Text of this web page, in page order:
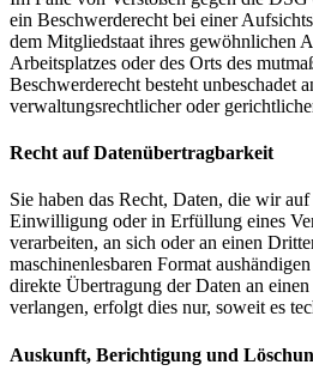
ein Beschwerderecht bei einer
dem Mitgliedstaat ihres gewöhnlichen
Arbeitsplatzes oder des Orts des
Beschwerderecht besteht unbeschadet
verwaltungsrechtlicher oder
Recht auf Datenübertragbarkeit
Sie haben das Recht, Daten, die wir
Einwilligung oder in Erfüllung eines
verarbeiten, an sich oder an einen
maschinenlesbaren Format
direkte Übertragung der Daten an
verlangen, erfolgt dies nur, soweit es
Auskunft, Berichtigung und